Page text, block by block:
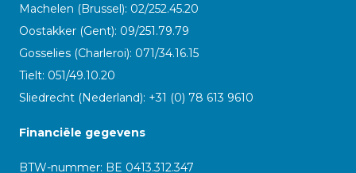
Machelen (Brussel): 02/252.45.20
Oostakker (Gent): 09/251.79.79
Gosselies (Charleroi): 071/34.16.15
Tielt: 051/49.10.20
Sliedrecht (Nederland): +31 (0) 78 613 9610
Financiële gegevens
BTW-nummer: BE 0413.312.347